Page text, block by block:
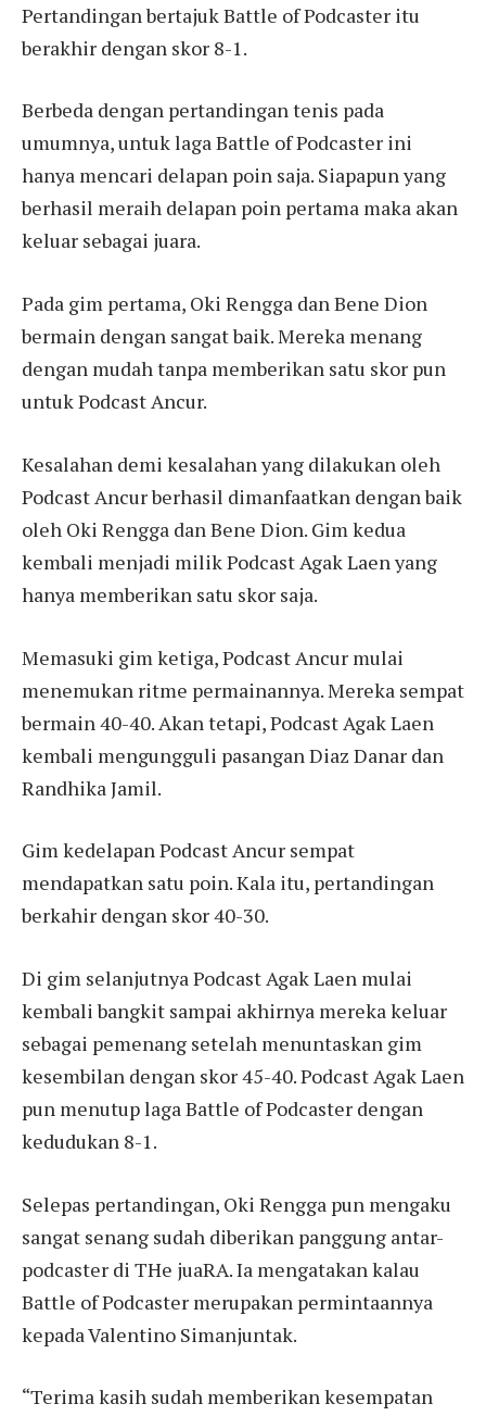
Pertandingan bertajuk Battle of Podcaster itu
berakhir dengan skor 8-1.
Berbeda dengan pertandingan tenis pada
umumnya, untuk laga Battle of Podcaster ini
hanya mencari delapan poin saja. Siapapun yang
berhasil meraih delapan poin pertama maka akan
keluar sebagai juara.
Pada gim pertama, Oki Rengga dan Bene Dion
bermain dengan sangat baik. Mereka menang
dengan mudah tanpa memberikan satu skor pun
untuk Podcast Ancur.
Kesalahan demi kesalahan yang dilakukan oleh
Podcast Ancur berhasil dimanfaatkan dengan baik
oleh Oki Rengga dan Bene Dion. Gim kedua
kembali menjadi milik Podcast Agak Laen yang
hanya memberikan satu skor saja.
Memasuki gim ketiga, Podcast Ancur mulai
menemukan ritme permainannya. Mereka sempat
bermain 40-40. Akan tetapi, Podcast Agak Laen
kembali mengungguli pasangan Diaz Danar dan
Randhika Jamil.
Gim kedelapan Podcast Ancur sempat
mendapatkan satu poin. Kala itu, pertandingan
berkahir dengan skor 40-30.
Di gim selanjutnya Podcast Agak Laen mulai
kembali bangkit sampai akhirnya mereka keluar
sebagai pemenang setelah menuntaskan gim
kesembilan dengan skor 45-40. Podcast Agak Laen
pun menutup laga Battle of Podcaster dengan
kedudukan 8-1.
Selepas pertandingan, Oki Rengga pun mengaku
sangat senang sudah diberikan panggung antar-
podcaster di THe juaRA. Ia mengatakan kalau
Battle of Podcaster merupakan permintaannya
kepada Valentino Simanjuntak.
“Terima kasih sudah memberikan kesempatan